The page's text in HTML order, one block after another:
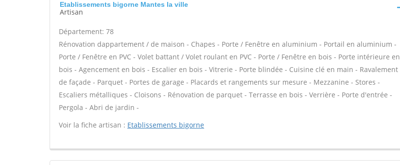
Etablissements bigorne Mantes la ville
Artisan
Département: 78
Rénovation dappartement / de maison - Chapes - Porte / Fenêtre en aluminium - Portail en aluminium -
Porte / Fenêtre en PVC - Volet battant / Volet roulant en PVC - Porte / Fenêtre en bois - Porte intérieure en
bois - Agencement en bois - Escalier en bois - Vitrerie - Porte blindée - Cuisine clé en main - Ravalement
de façade - Parquet - Portes de garage - Placards et rangements sur mesure - Mezzanine - Stores -
Escaliers métalliques - Cloisons - Rénovation de parquet - Terrasse en bois - Verrière - Porte d'entrée -
Pergola - Abri de jardin -
Voir la fiche artisan : Etablissements bigorne